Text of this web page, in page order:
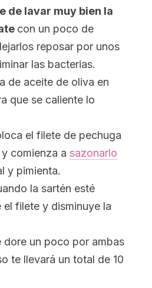
de lavar muy bien la
con un poco de
reposar por unos
las bacterias.
de aceite de oliva en
que se caliente lo
el filete de pechuga
comienza a sazonarlo
y pimienta.
la sartén esté
filete y disminuye la
dore un poco por ambas
te llevará un total de 10